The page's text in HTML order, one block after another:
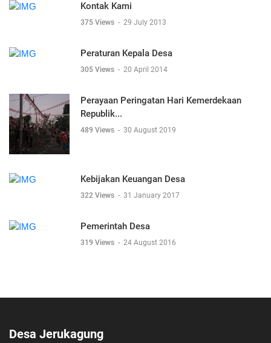
Kontak Kami
375 Views - 29 July 2013
Peraturan Kepala Desa
305 Views - 20 April 2014
Perayaan Peringatan Hari Kemerdekaan
Republik...
489 Views - 30 August 2019
Kebijakan Keuangan Desa
322 Views - 31 January 2017
Pemerintah Desa
319 Views - 24 August 2016
Desa Jerukagung